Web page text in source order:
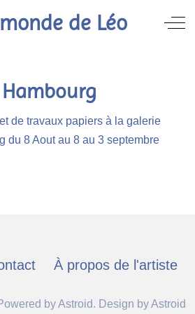
de Léo Off-
de travaux papiers à la galerie
du 8 Aout au 8 au 3 septembre
À propos de l'artiste
byAstroid. Design byAstroid